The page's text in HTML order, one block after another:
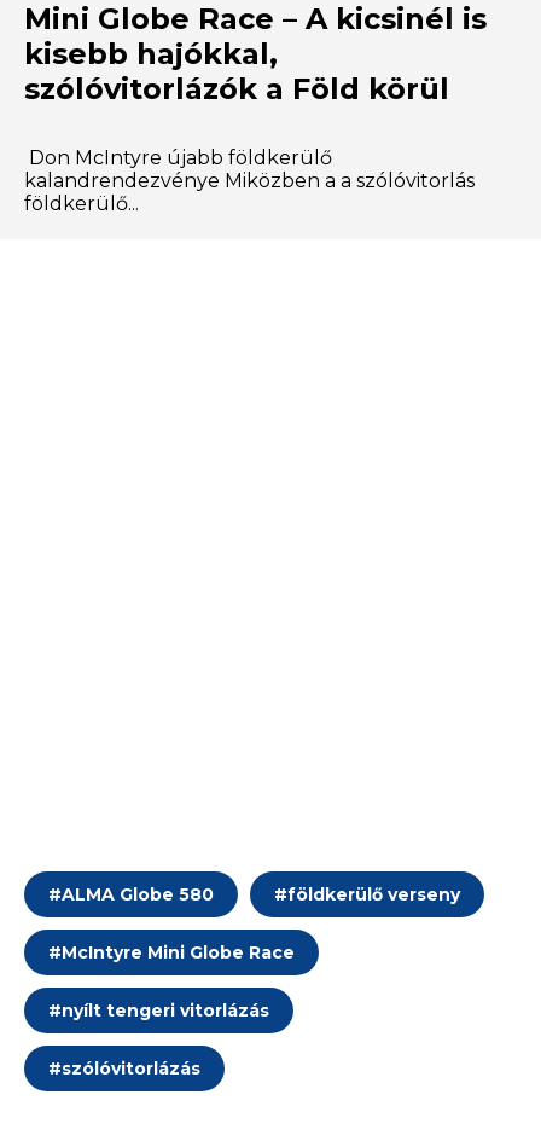
Mini Globe Race – A kicsinél is
kisebb hajókkal,
szólóvitorlázók a Föld körül
Don McIntyre újabb földkerülő
kalandrendezvénye Miközben a a szólóvitorlás
földkerülő...
#ALMA Globe 580 #földkerülő verseny
#McIntyre Mini Globe Race
#nyílt tengeri vitorlázás
#szólóvitorlázás